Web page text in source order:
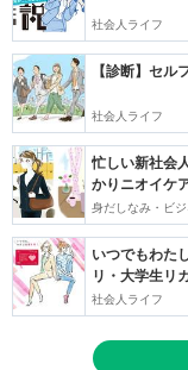
社会人ライフ
【診断】セ
社会人ライフ
忙しい新社会
かりニオイケ
身だしなみ・ビ
いつでもわた
リ・大学生リ
社会人ライフ